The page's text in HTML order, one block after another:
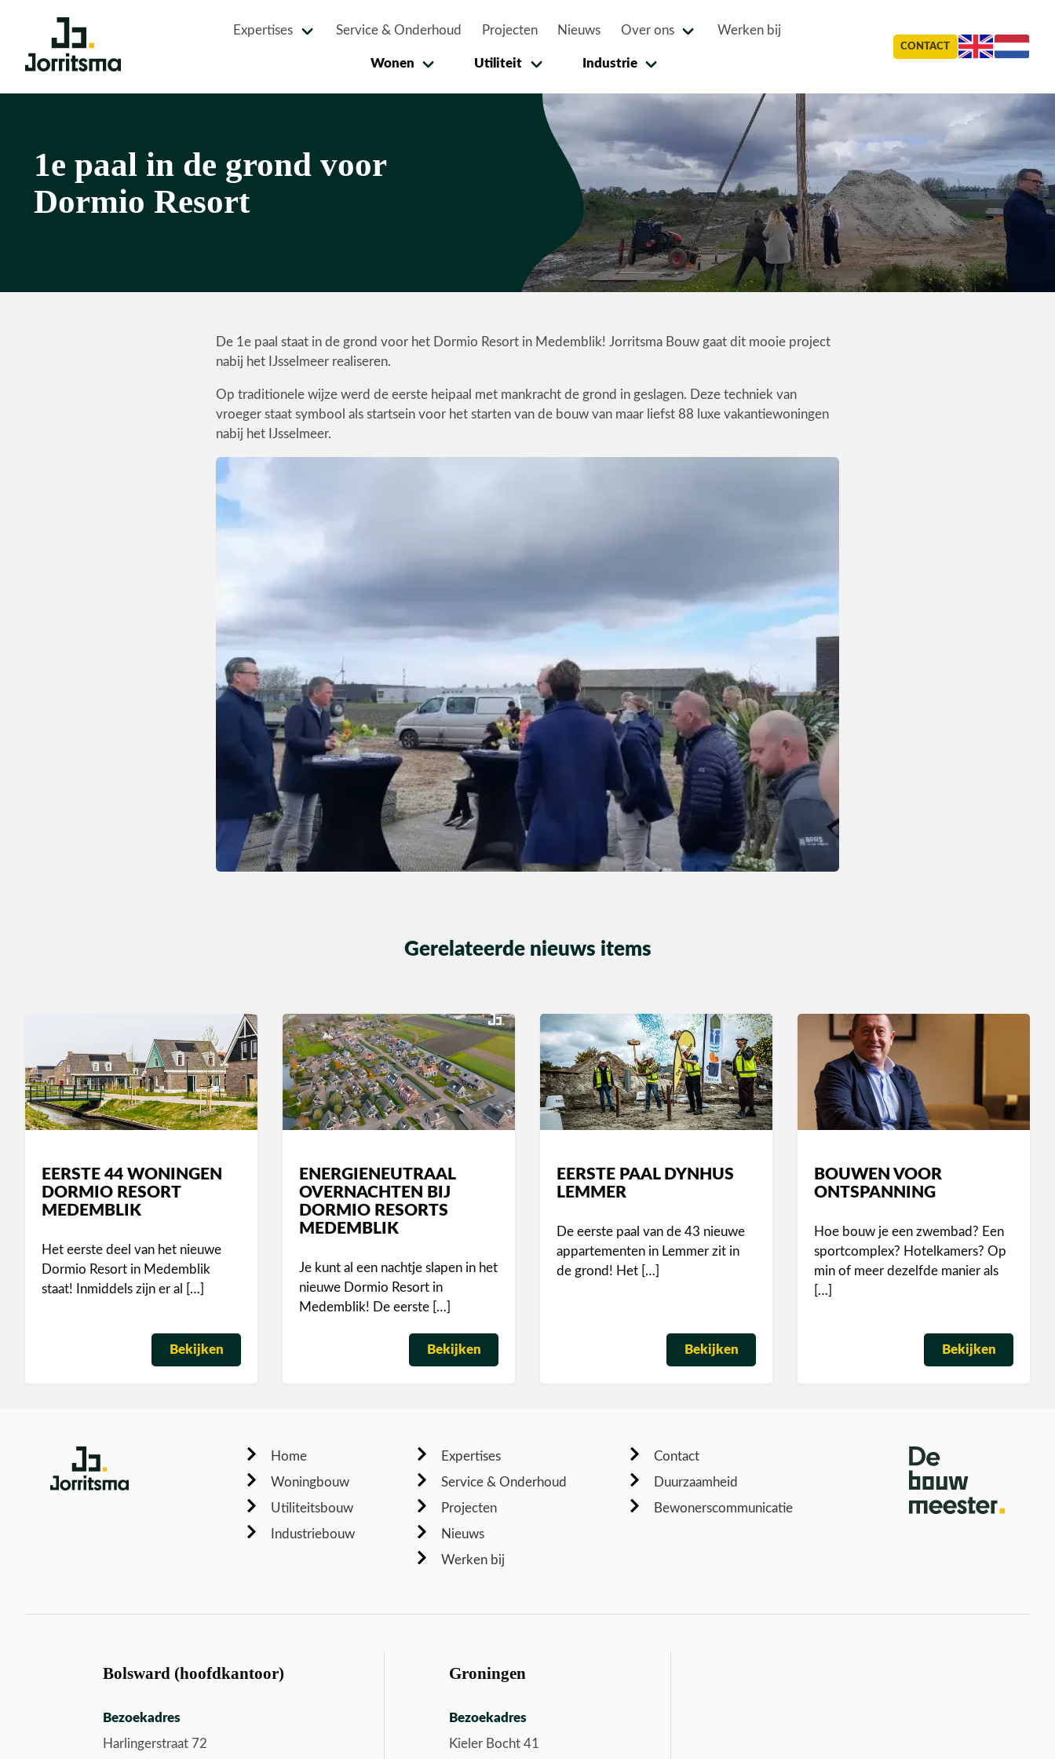
Expertises Service & Onderhoud Projecten Nieuws Over ons Werken bij
Wonen Utiliteit Industrie
CONTACT
1e paal in de grond voor
Dormio Resort
De 1e paal staat in de grond voor het Dormio Resort in Medemblik! Jorritsma Bouw gaat dit mooie project
nabij het IJsselmeer realiseren.
Op traditionele wijze werd de eerste heipaal met mankracht de grond in geslagen. Deze techniek van
vroeger staat symbool als startsein voor het starten van de bouw van maar liefst 88 luxe vakantiewoningen
nabij het IJsselmeer.
Gerelateerde nieuws items
EERSTE 44 WONINGEN
DORMIO RESORT
MEDEMBLIK
Het eerste deel van het nieuwe
Dormio Resort in Medemblik
staat! Inmiddels zijn er al […]
Bekijken
ENERGIENEUTRAAL
OVERNACHTEN BIJ
DORMIO RESORTS
MEDEMBLIK
Je kunt al een nachtje slapen in het
nieuwe Dormio Resort in
Medemblik! De eerste […]
Bekijken
EERSTE PAAL DYNHUS
LEMMER
De eerste paal van de 43 nieuwe
appartementen in Lemmer zit in
de grond! Het […]
Bekijken
BOUWEN VOOR
ONTSPANNING
Hoe bouw je een zwembad? Een
sportcomplex? Hotelkamers? Op
min of meer dezelfde manier als
[…]
Bekijken
Home
Woningbouw
Utiliteitsbouw
Industriebouw
Expertises
Service & Onderhoud
Projecten
Nieuws
Werken bij
Contact
Duurzaamheid
Bewonerscommunicatie
Bolsward (hoofdkantoor)
Bezoekadres
Harlingerstraat 72
Groningen
Bezoekadres
Kieler Bocht 41